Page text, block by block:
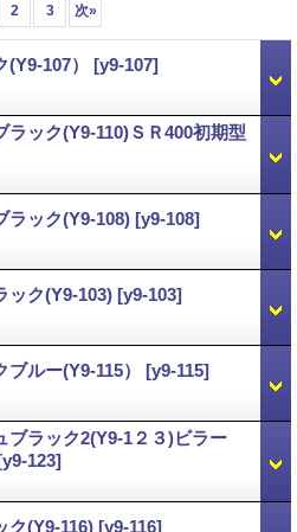
2 3 次»
(Y9-107） [y9-107]
ラック(Y9-110)ＳＲ400初期型
ラック(Y9-108) [y9-108]
ック(Y9-103) [y9-103]
ブルー(Y9-115） [y9-115]
ブラック2(Y9-1２３)ビラー
123]
ク(Y9-116) [y9-116]